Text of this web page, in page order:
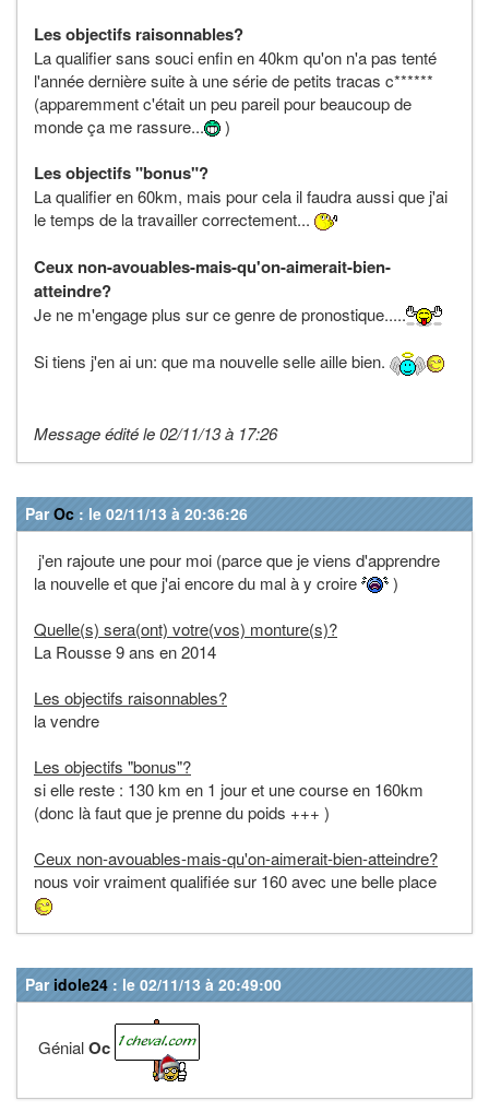
Les objectifs raisonnables?
La qualifier sans souci enfin en 40km qu'on n'a pas tenté
l'année dernière suite à une série de petits tracas c******
(apparemment c'était un peu pareil pour beaucoup de
monde ça me rassure...
)
Les objectifs "bonus"?
La qualifier en 60km, mais pour cela il faudra aussi que j'ai
le temps de la travailler correctement...
Ceux non-avouables-mais-qu'on-aimerait-bien-
atteindre?
Je ne m'engage plus sur ce genre de pronostique.....
Si tiens j'en ai un: que ma nouvelle selle aille bien.
Message édité le 02/11/13 à 17:26
ParOc : le 02/11/13 à 20:36:26
j'en rajoute une pour moi (parce que je viens d'apprendre
la nouvelle et que j'ai encore du mal à y croire
)
Quelle(s) sera(ont) votre(vos) monture(s)?
La Rousse 9 ans en 2014
Les objectifs raisonnables?
la vendre
Les objectifs "bonus"?
si elle reste : 130 km en 1 jour et une course en 160km
(donc là faut que je prenne du poids +++ )
Ceux non-avouables-mais-qu'on-aimerait-bien-atteindre?
nous voir vraiment qualifiée sur 160 avec une belle place
Par idole24 : le 02/11/13 à 20:49:00
GénialOc